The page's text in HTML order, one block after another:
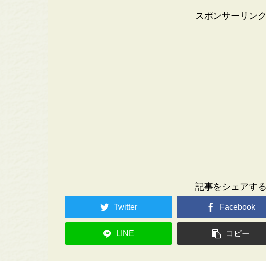
スポンサーリンク
記事をシェアする
Twitter Facebook
LINE コピー